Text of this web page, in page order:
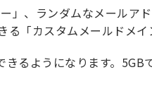
、ランダムなメールア
「カスタムメールドメイ
るようになります。